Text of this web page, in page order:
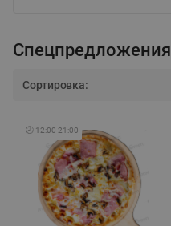
Спецпредложения
Сортировка:
🕘 12:00-21:00